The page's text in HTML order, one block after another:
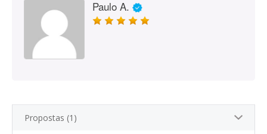
Paulo A.
Propostas (1)